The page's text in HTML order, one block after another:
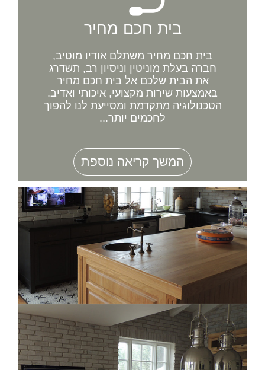
בית חכם מחיר
בית חכם מחיר משתלם אודיו מוטיב,
חברה בעלת מוניטין וניסיון רב, תשדרג
את הבית שלכם אל בית חכם מחיר
באמצעות שירות מקצועי, איכותי ואדיב.
הטכנולוגיה מתקדמת ומסייעת לנו להפוך
לחכמים יותר...
המשך קריאה נוספת